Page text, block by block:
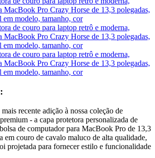
recente adição à nossa coleção de
- a capa protetora personalizada de
de computador para MacBook Pro de 13,3
em couro de cavalo maluco de alta qualidade,
projetada para fornecer estilo e funcionalidade